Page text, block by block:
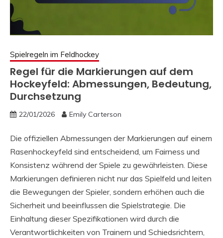
Spielregeln im Feldhockey
Regel für die Markierungen auf dem
Hockeyfeld: Abmessungen, Bedeutung,
Durchsetzung
22/01/2026 Emily Carterson
Die offiziellen Abmessungen der Markierungen auf einem
Rasenhockeyfeld sind entscheidend, um Fairness und
Konsistenz während der Spiele zu gewährleisten. Diese
Markierungen definieren nicht nur das Spielfeld und leiten
die Bewegungen der Spieler, sondern erhöhen auch die
Sicherheit und beeinflussen die Spielstrategie. Die
Einhaltung dieser Spezifikationen wird durch die
Verantwortlichkeiten von Trainern und Schiedsrichtern,